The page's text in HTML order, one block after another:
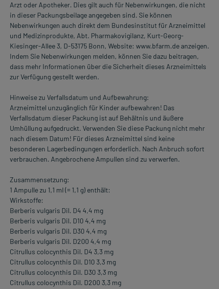
Arzt oder Apotheker. Dies gilt auch für Nebenwirkungen, die nicht
in dieser Packungsbeilage angegeben sind. Sie können
Nebenwirkungen auch direkt dem Bundesinstitut für Arzneimittel
und Medizinprodukte, Abt. Pharmakovigilanz, Kurt-Georg-
Kiesinger-Allee 3, D-53175 Bonn, Website: www.bfarm.de anzeigen.
Indem Sie Nebenwirkungen melden, können Sie dazu beitragen,
dass mehr Informationen über die Sicherheit dieses Arzneimittels
zur Verfügung gestellt werden.
Hinweise zu Verfallsdatum und Aufbewahrung:
Arzneimittel unzugänglich für Kinder aufbewahren! Das
Verfallsdatum dieser Packung ist auf Behältnis und äußere
Umhüllung aufgedruckt. Verwenden Sie diese Packung nicht mehr
nach diesem Datum! Für dieses Arzneimittel sind keine
besonderen Lagerbedingungen erforderlich. Nach Anbruch sofort
verbrauchen. Angebrochene Ampullen sind zu verwerfen.
Zusammensetzung:
1 Ampulle zu 1,1 ml (= 1,1 g) enthält:
Wirkstoffe:
Berberis vulgaris Dil. D4 4,4 mg
Berberis vulgaris Dil. D10 4,4 mg
Berberis vulgaris Dil. D30 4,4 mg
Berberis vulgaris Dil. D200 4,4 mg
Citrullus colocynthis Dil. D4 3,3 mg
Citrullus colocynthis Dil. D10 3,3 mg
Citrullus colocynthis Dil. D30 3,3 mg
Citrullus colocynthis Dil. D200 3,3 mg